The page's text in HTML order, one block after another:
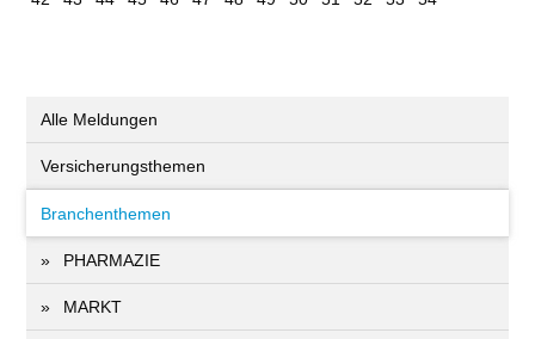
Alle Meldungen
Versicherungsthemen
Branchenthemen
PHARMAZIE
MARKT